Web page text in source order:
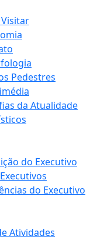
Pedestres
da Atualidade
do Executivo
do Executivo
Atividades